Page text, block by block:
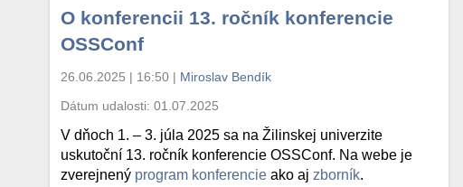
O konferencii 13. ročník konferencie
OSSConf
26.06.2025 | 16:50 | Miroslav Bendík
Dátum udalosti:01.07.2025
V dňoch 1. – 3. júla 2025 sa na Žilinskej univerzite
uskutoční 13. ročník konferencie OSSConf. Na webe je
zverejnený program konferencie ako aj zborník.